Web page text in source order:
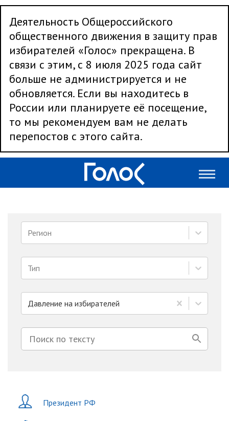
Деятельность Общероссийского
общественного движения в защиту прав
избирателей «Голос» прекращена. В
связи с этим, с 8 июля 2025 года сайт
больше не администрируется и не
обновляется. Если вы находитесь в
России или планируете её посещение,
то мы рекомендуем вам не делать
перепостов с этого сайта.
Регион
Тип
Давление на избирателей
Президент РФ